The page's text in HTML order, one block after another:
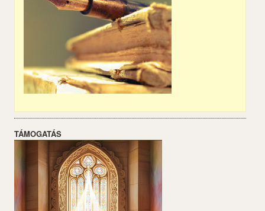
TÁMOGATÁS